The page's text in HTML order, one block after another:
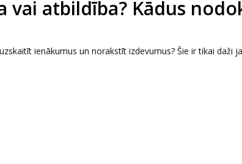
vai atbildība? Kādus
ienākumus un norakstīt izdevumus? Šie ir tikai daži